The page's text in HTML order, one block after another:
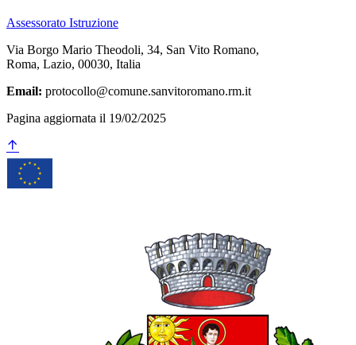
Assessorato Istruzione
Via Borgo Mario Theodoli, 34, San Vito Romano,
Roma, Lazio, 00030, Italia
Email: protocollo@comune.sanvitoromano.rm.it
Pagina aggiornata il 19/02/2025